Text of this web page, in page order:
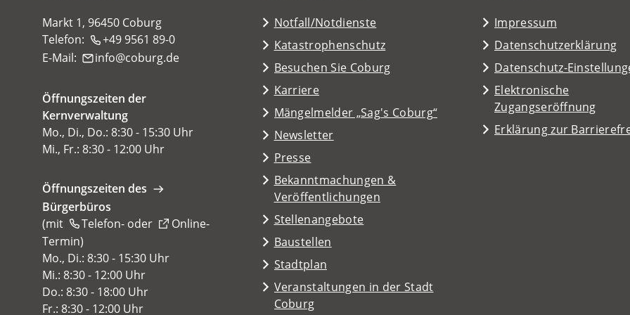
Markt 1, 96450 Coburg
Telefon:
+49 9561 89-0
E-Mail:
info coburg de
Öffnungszeiten der
Kernverwaltung
Mo., Di., Do.: 8:30 - 15:30 Uhr
Mi., Fr.: 8:30 - 12:00 Uhr
Öffnungszeiten des
Bürgerbüros
(mit
Telefon- oder
Online-
Termin
(Öffnet
in
einem
neuen
Tab)
)
Mo., Di.: 8:30 - 15:30 Uhr
Mi.: 8:30 - 12:00 Uhr
Do.: 8:30 - 18:00 Uhr
Fr.: 8:30 - 12:00 Uhr
Notfall/Notdienste
Katastrophenschutz
Besuchen Sie Coburg
(Öffnet
in
neuen
Tab)
Karriere
Mängelmelder „Sag's Coburg“
(Öffnet
in
neuen
Tab)
Newsletter
Presse
Bekanntmachungen &
Veröffentlichungen
Stellenangebote
Baustellen
Stadtplan
(Öffnet
in
einem
Veranstaltungen in der Stadt
Coburg
(Öffnet
Impressum
Datenschutzerklärung
Datenschutz-
Elektronische
Zugangseröffnung
Erklärung zur